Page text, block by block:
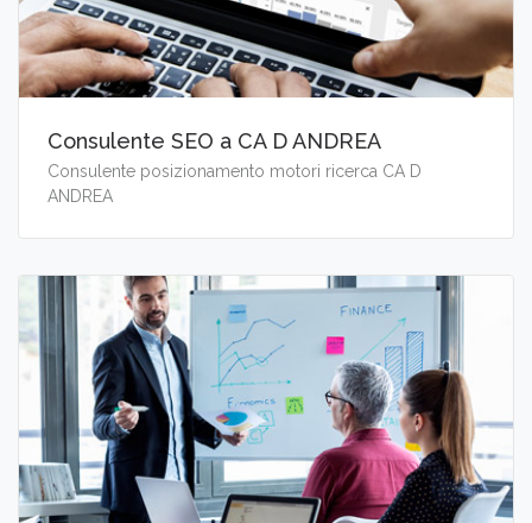
Consulente SEO a CA D ANDREA
Consulente posizionamento motori ricerca CA D
ANDREA